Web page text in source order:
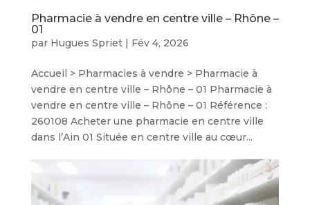
Pharmacie à vendre en centre ville – Rhône –
01
par Hugues Spriet| Fév 4, 2026
Accueil > Pharmacies à vendre > Pharmacie à
vendre en centre ville – Rhône – 01 Pharmacie à
vendre en centre ville – Rhône – 01 Référence :
260108 Acheter une pharmacie en centre ville
dans l’Ain 01 Située en centre ville au cœur...